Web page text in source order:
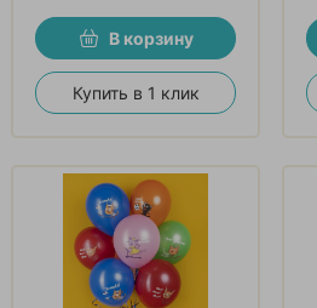
В корзину
Купить в 1 клик